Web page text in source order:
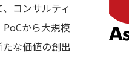
コンサルティ
から大規模
な価値の創出